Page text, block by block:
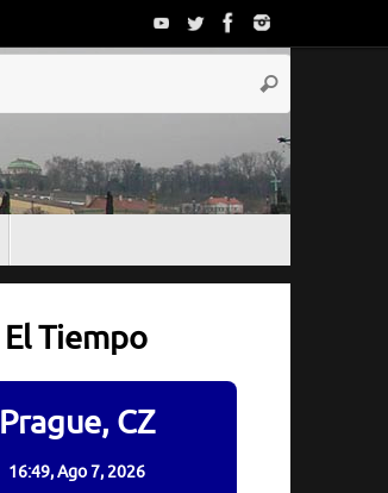
Buscar
El Tiempo
Prague, CZ
16:49,Ago 7, 2026